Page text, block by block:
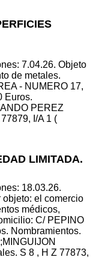
7.04.26. Objeto
de metales.
- NUMERO 17,
Euros.
PEREZ
I/A 1 (
LIMITADA.
18.03.26.
el comercio
médicos,
C/ PEPINO
Nombramientos.
S 8 , H Z 77873,